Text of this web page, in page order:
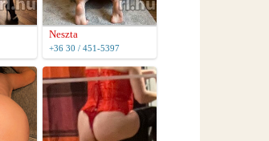
Neszta
+36 30 / 451-5397